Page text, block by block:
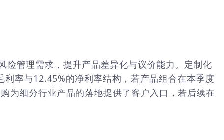
管理需求，提升产品差异化与议价能力。定制化
率与12.45%的净利率结构，若产品组合在本季度
为细分行业产品的落地提供了客户入口，若后续在